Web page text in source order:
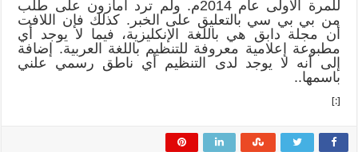
للمرة الأولى عام 2014م. ولم ترد أمازون على طلب
من بي بي سي بالتعليق على الخبر. كذلك فإن اللافت
أن مجلة دابق هي باللغة الإنكليزية، فيما لا يوجد أي
مطبوعة إعلامية معروفة للتنظيم باللغة العربية. إضافة
إلى أنه لا يوجد لدى التنظيم أي ناطق رسمي علني
باسمها..
[:]